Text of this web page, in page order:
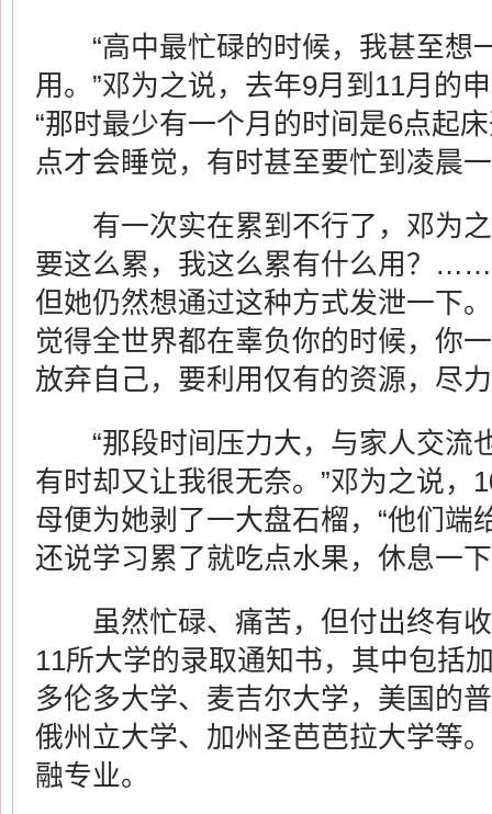
“高中最忙碌的时候，我甚至想
用。”邓为之说，去年9月到11月的
“那时最少有一个月的时间是6点起
点才会睡觉，有时甚至要忙到凌晨
有一次实在累到不行了，邓为之
要这么累，我这么累有什么用？
但她仍然想通过这种方式发泄一下
觉得全世界都在辜负你的时候，你
放弃自己，要利用仅有的资源，尽
“那段时间压力大，与家人交流
有时却又让我很无奈。”邓为之说，
母便为她剥了一大盘石榴，“他们端
还说学习累了就吃点水果，休息一
虽然忙碌、痛苦，但付出终有收
11所大学的录取通知书，其中包括
多伦多大学、麦吉尔大学，美国的
俄州立大学、加州圣芭芭拉大学等
融专业。